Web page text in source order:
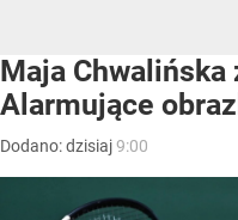
Maja Chwalińska
Alarmujące
Dodano:dzisiaj9:00